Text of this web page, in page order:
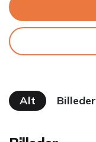
Alt Billeder